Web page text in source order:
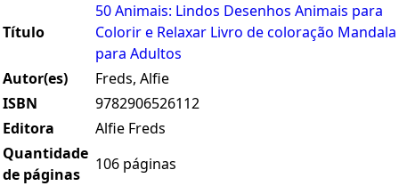
Título
50 Animais: Lindos Desenhos Animais para
Colorir e Relaxar Livro de coloração Mandala
para Adultos
Autor(es)
Freds, Alfie
ISBN
9782906526112
Editora
Alfie Freds
Quantidade
de páginas
106 páginas